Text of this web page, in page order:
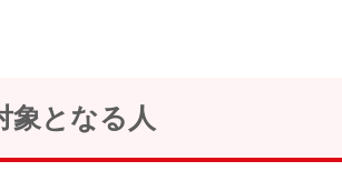
象となる人